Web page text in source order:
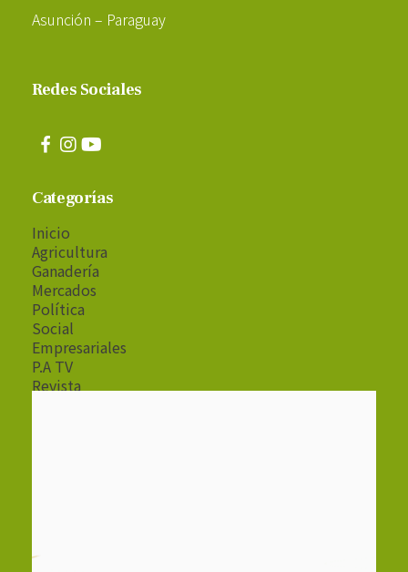
Asunción – Paraguay
Redes Sociales
Categorías
Inicio
Agricultura
Ganadería
Mercados
Política
Social
Empresariales
P.A TV
Revista